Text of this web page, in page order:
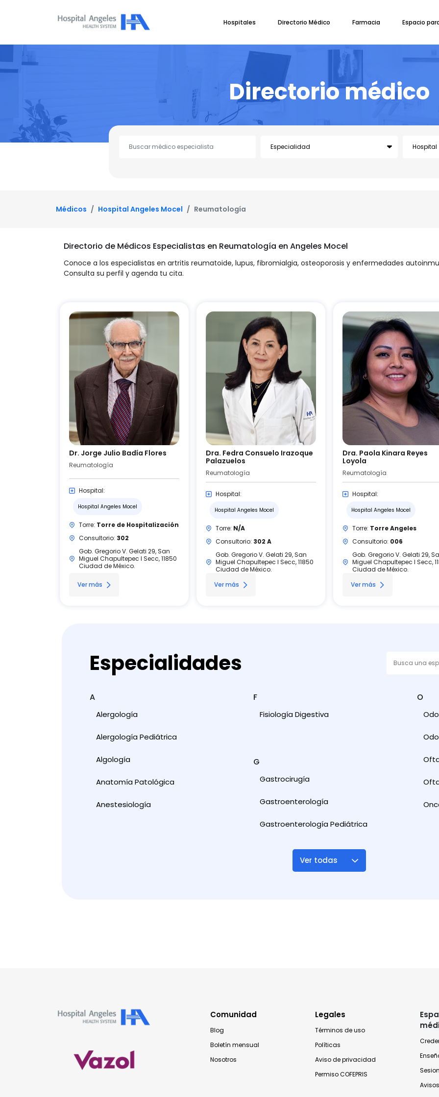
Hospitales Directorio Médico Farmacia Espacio
Directorio médico
Médicos Hospital Angeles Mocel Reumatología
Directorio de Médicos Especialistas en Reumatología en Angeles Mocel
Conoce a los especialistas en artritis reumatoide, lupus, fibromialgia, osteoporosis y enfermedades
Consulta su perfil y agenda tu cita.
Dr. Jorge Julio Badía Flores
Reumatología
Hospital:
Hospital Angeles Mocel
Torre: Torre de Hospitalización
Consultorio: 302
Gob. Gregorio V. Gelati 29, San
Miguel Chapultepec I Secc, 11850
Ciudad de México.
Ver más
Dra. Fedra Consuelo Irazoque
Palazuelos
Reumatología
Hospital:
Hospital Angeles Mocel
Torre: N/A
Consultorio: 302 A
Gob. Gregorio V. Gelati 29, San
Miguel Chapultepec I Secc, 11850
Ciudad de México.
Ver más
Dra. Paola Kinara Reyes
Loyola
Reumatología
Hospital:
Hospital Angeles Mocel
Torre: Torre Angeles
Consultorio: 006
Gob. Gregorio V. Gelati 29,
Miguel Chapultepec I Secc,
Ciudad de México.
Ver más
Especialidades
A
Alergología
Alergología Pediátrica
Algología
Anatomía Patológica
Anestesiología
F
Fisiología Digestiva
G
Gastrocirugía
Gastroenterología
Gastroenterología Pediátrica
O
Ver todas
Comunidad
Blog
Boletín mensual
Nosotros
Legales
Términos de uso
Políticas
Aviso de privacidad
Permiso COFEPRIS